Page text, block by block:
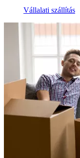
Vállalati szállítás